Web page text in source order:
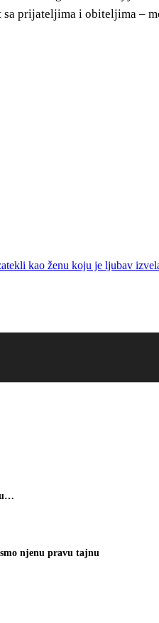
prijateljima i obiteljima –
kao ženu koju je ljubav
njenu pravu tajnu